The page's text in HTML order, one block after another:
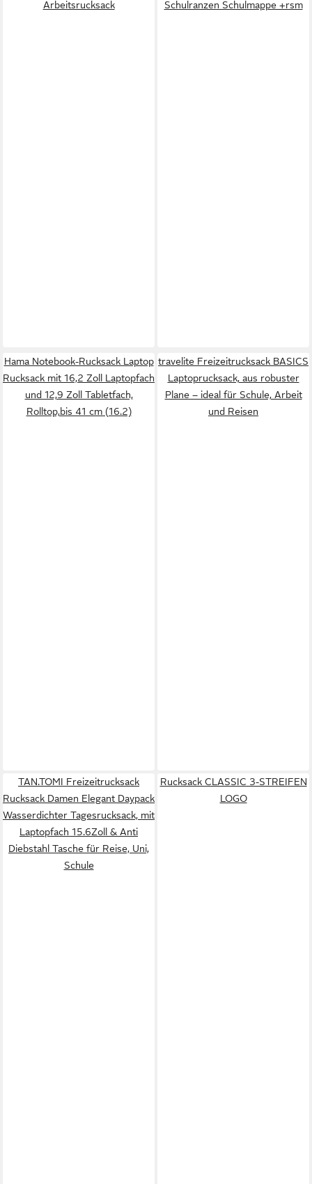
Arbeitsrucksack Schulranzen Schulmappe +rsm
Hama Notebook-Rucksack Laptop
Rucksack mit 16,2 Zoll Laptopfach
und 12,9 Zoll Tabletfach,
Rolltop,bis 41 cm (16.2)
travelite Freizeitrucksack BASICS
Laptoprucksack, aus robuster
Plane – ideal für Schule, Arbeit
und Reisen
TAN.TOMI Freizeitrucksack
Rucksack Damen Elegant Daypack
Wasserdichter Tagesrucksack, mit
Laptopfach 15.6Zoll & Anti
Diebstahl Tasche für Reise, Uni,
Schule
Rucksack CLASSIC 3-STREIFEN
LOGO